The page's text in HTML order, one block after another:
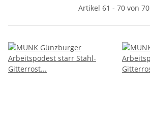
Artikel 61 - 70 von 70